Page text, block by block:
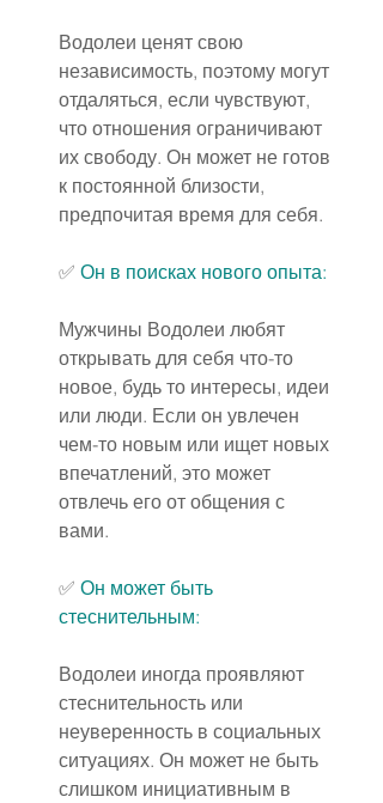
Водолеи ценят свою
независимость, поэтому могут
отдаляться, если чувствуют,
что отношения ограничивают
их свободу. Он может не готов
к постоянной близости,
предпочитая время для себя.
✅ Он в поисках нового опыта:
Мужчины Водолеи любят
открывать для себя что-то
новое, будь то интересы, идеи
или люди. Если он увлечен
чем-то новым или ищет новых
впечатлений, это может
отвлечь его от общения с
вами.
✅ Он может быть
стеснительным:
Водолеи иногда проявляют
стеснительность или
неуверенность в социальных
ситуациях. Он может не быть
слишком инициативным в